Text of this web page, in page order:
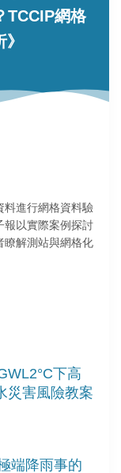
TCCIP網格
料進行網格資料驗
報以實際案例探討
瞭解測站與網格化
下高
災害風險教案
端降雨事的